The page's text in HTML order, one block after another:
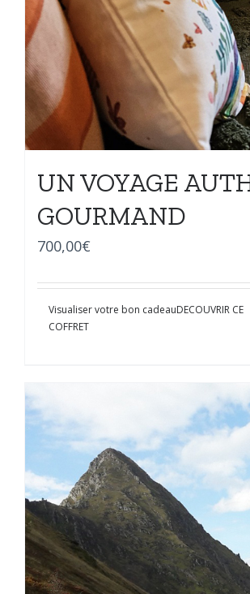
UN VOYAGE
GOURMAND
700,00€
Visualiser votre bon cadeauDECOUVRIR CE
COFFRET